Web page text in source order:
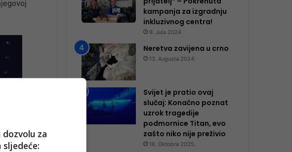
kampanja za izgradnju
inkluzivnog centra!
9. Jula 2024.
Neretva zavijena u crno
13. Augusta 2024.
Svijet je pratio ovaj
slučaj: Konačno poznat
uzrok tragedije
podmornice Titan, evo
zašto niko nije preživio
16. Oktobra 2025.
za